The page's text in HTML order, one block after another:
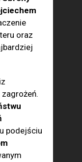
oraz
podejściu